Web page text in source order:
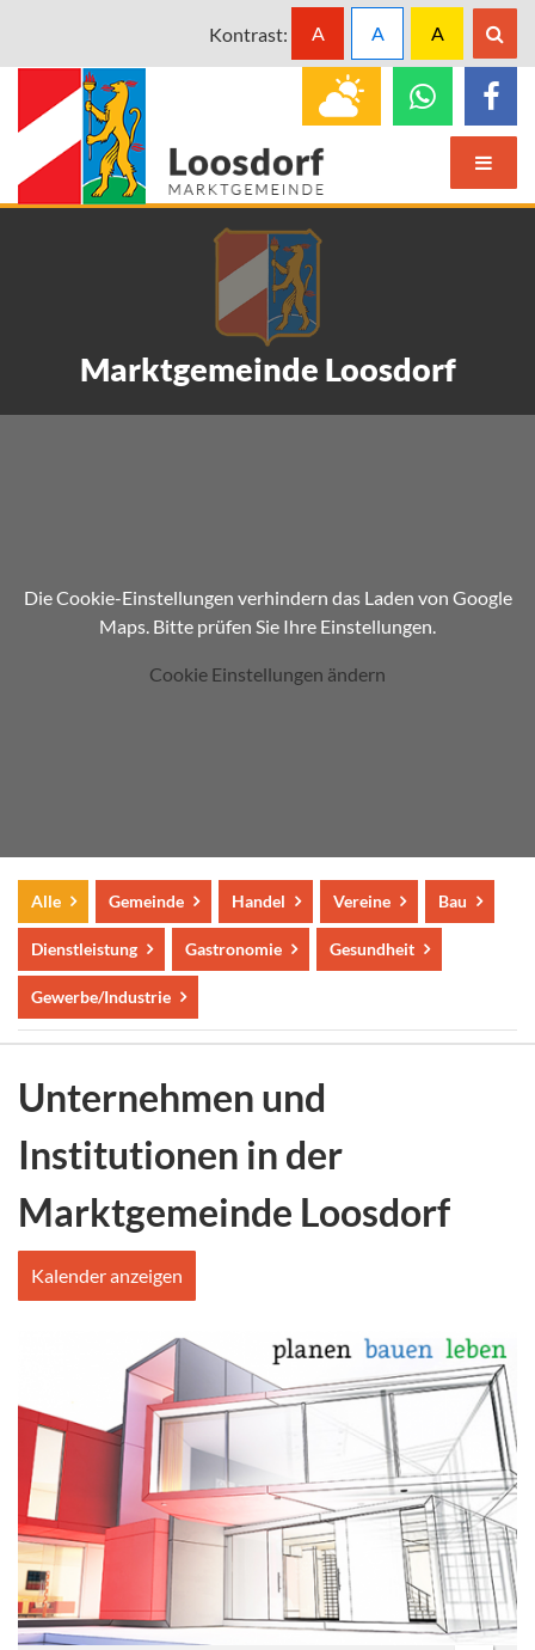
Kontrast: A A A
Marktgemeinde Loosdorf
Die Cookie-Einstellungen verhindern das Laden von Google
Maps. Bitte prüfen Sie Ihre Einstellungen.
Cookie Einstellungen ändern
Alle Gemeinde Handel Vereine Bau
Dienstleistung Gastronomie Gesundheit
Gewerbe/Industrie
Unternehmen und
Institutionen in der
Marktgemeinde Loosdorf
Kalender anzeigen